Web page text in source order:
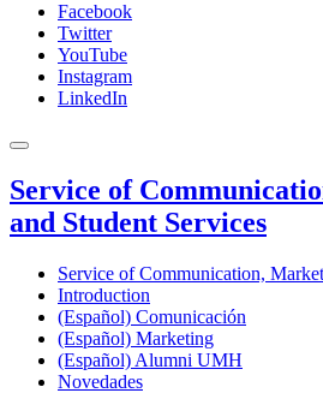
Facebook
Twitter
YouTube
Instagram
LinkedIn
Service of
and Student Services
Service of Communication,
Introduction
(Español) Comunicación
(Español) Marketing
(Español) Alumni UMH
Novedades